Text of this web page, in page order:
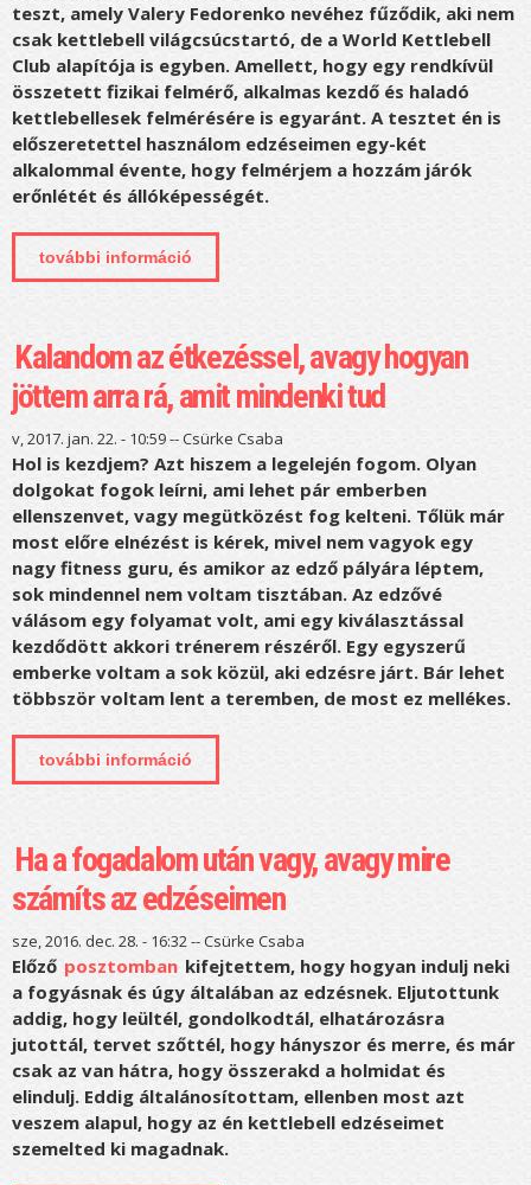
teszt, amely Valery Fedorenko nevéhez fűződik, aki nem
csak kettlebell világcsúcstartó, de a World Kettlebell
Club alapítója is egyben. Amellett, hogy egy rendkívül
összetett fizikai felmérő, alkalmas kezdő és haladó
kettlebellesek felmérésére is egyaránt. A tesztet én is
előszeretettel használom edzéseimen egy-két
alkalommal évente, hogy felmérjem a hozzám járók
erőnlétét és állóképességét.
további információ
tartalommal kapcsolatosan
Kalandom az étkezéssel, avagy hogyan
jöttem arra rá, amit mindenki tud
v, 2017. jan. 22. - 10:59 --Csürke Csaba
Hol is kezdjem? Azt hiszem a legelején fogom. Olyan
dolgokat fogok leírni, ami lehet pár emberben
ellenszenvet, vagy megütközést fog kelteni. Tőlük már
most előre elnézést is kérek, mivel nem vagyok egy
nagy fitness guru, és amikor az edző pályára léptem,
sok mindennel nem voltam tisztában. Az edzővé
válásom egy folyamat volt, ami egy kiválasztással
kezdődött akkori trénerem részéről. Egy egyszerű
emberke voltam a sok közül, aki edzésre járt. Bár lehet
többször voltam lent a teremben, de most ez mellékes.
további információ
jöttem arra rá, amit mindenki tud
Ha a fogadalom után vagy, avagy mire
számíts az edzéseimen
sze, 2016. dec. 28. - 16:32 --Csürke Csaba
Előző posztomban kifejtettem, hogy hogyan indulj neki
a fogyásnak és úgy általában az edzésnek. Eljutottunk
addig, hogy leültél, gondolkodtál, elhatározásra
jutottál, tervet szőttél, hogy hányszor és merre, és már
csak az van hátra, hogy összerakd a holmidat és
elindulj. Eddig általánosítottam, ellenben most azt
veszem alapul, hogy az én kettlebell edzéseimet
szemelted ki magadnak.